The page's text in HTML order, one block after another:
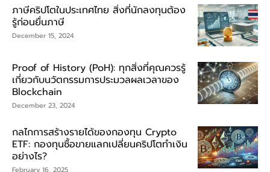
ภาษีคริปโตในประเทศไทย สิ่งที่นักลงทุนต้อง
รู้ก่อนยื่นภาษี
December 15, 2024
Proof of History (PoH): ทุกสิ่งที่คุณควรรู้
เกี่ยวกับนวัตกรรมการประมวลผลเวลาของ
Blockchain
December 23, 2024
กลไกการสร้างรายได้ของกองทุน Crypto
ETF: กองทุนซื้อขายแลกเปลี่ยนคริปโตทำเงิน
อย่างไร?